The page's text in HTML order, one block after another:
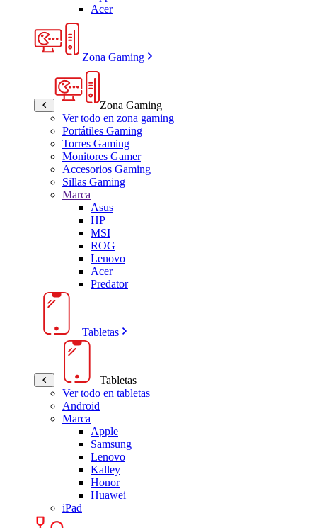
Acer
Zona Gaming
Zona Gaming
Ver todo en zona gaming
Portátiles Gaming
Torres Gaming
Monitores Gamer
Accesorios Gaming
Sillas Gaming
Marca
Asus
HP
MSI
ROG
Lenovo
Acer
Predator
Tabletas
Tabletas
Ver todo en tabletas
Android
Marca
Apple
Samsung
Lenovo
Kalley
Honor
Huawei
iPad